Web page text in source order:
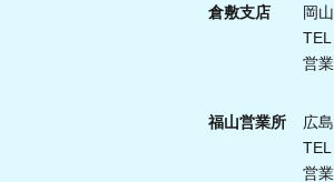
倉敷支店
岡
営
福山営業所
広
営